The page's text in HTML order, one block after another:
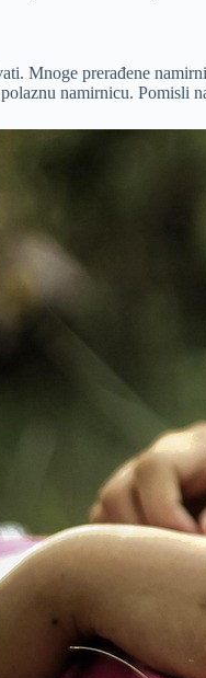
Mnoge prerađene
namirnicu. Pomisli